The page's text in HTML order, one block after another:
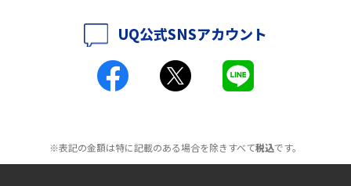
ポケット型Wi-Fiとは？通信の仕組みやメリット・デメリットを解説
工事不要！置くだけWi-Fiの特徴は？メリット・デメリットや選び方を解説
UQ公式SNSアカウント
※表記の金額は特に記載のある場合を除きすべて税込です。